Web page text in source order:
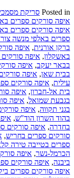
Posted in סריקת
איפה סורקים ספרים
איפה סורקים ספרים
ספרים באלפי מנשה צור
ברקן אורנית, איפה
באשקלון, איפה
בבאר יעקב, איפה
בבית שאן, איפה
עילית, איפה סורקים
בית אל-חברון, איפה
בגבעת שמואל, איפה
בגני תקווה, איפה
בהוד השרון הוד"ש,
בחדרה, איפה סורקים
סורקים ספרים בחריש,
ספרים בטייבה טירה
הכרמל-נשר, איפה
ביבנה, איפה סורקים
איפה סורקים ספרים